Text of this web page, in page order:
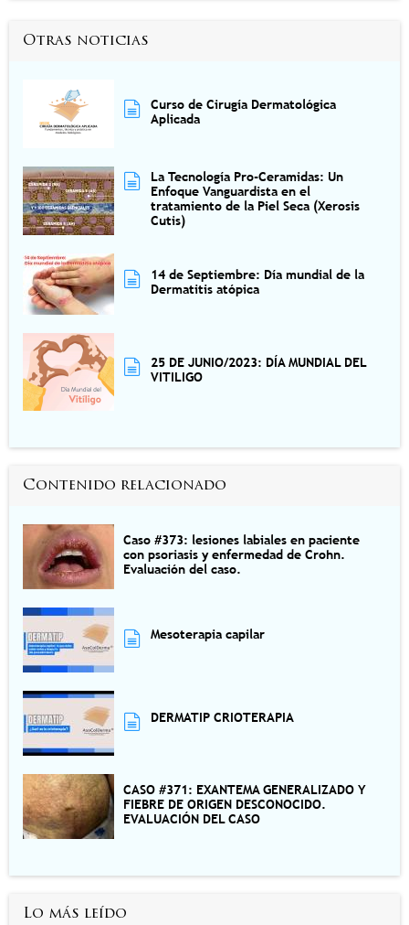
Otras noticias
Curso de Cirugía Dermatológica
Aplicada
La Tecnología Pro-Ceramidas: Un
Enfoque Vanguardista en el
tratamiento de la Piel Seca (Xerosis
Cutis)
14 de Septiembre: Día mundial de la
Dermatitis atópica
25 DE JUNIO/2023: DÍA MUNDIAL DEL
VITILIGO
Contenido relacionado
Caso #373: lesiones labiales en paciente
con psoriasis y enfermedad de Crohn.
Evaluación del caso.
Mesoterapia capilar
DERMATIP CRIOTERAPIA
CASO #371: EXANTEMA GENERALIZADO Y
FIEBRE DE ORIGEN DESCONOCIDO.
EVALUACIÓN DEL CASO
Lo más leído